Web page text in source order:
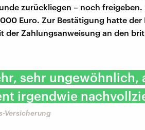
zurückliegen – noch freigeben.
Euro. Zur Bestätigung hatte der
der Zahlungsanweisung an den
sehr ungewöhnlich,
irgendwie
Versicherung